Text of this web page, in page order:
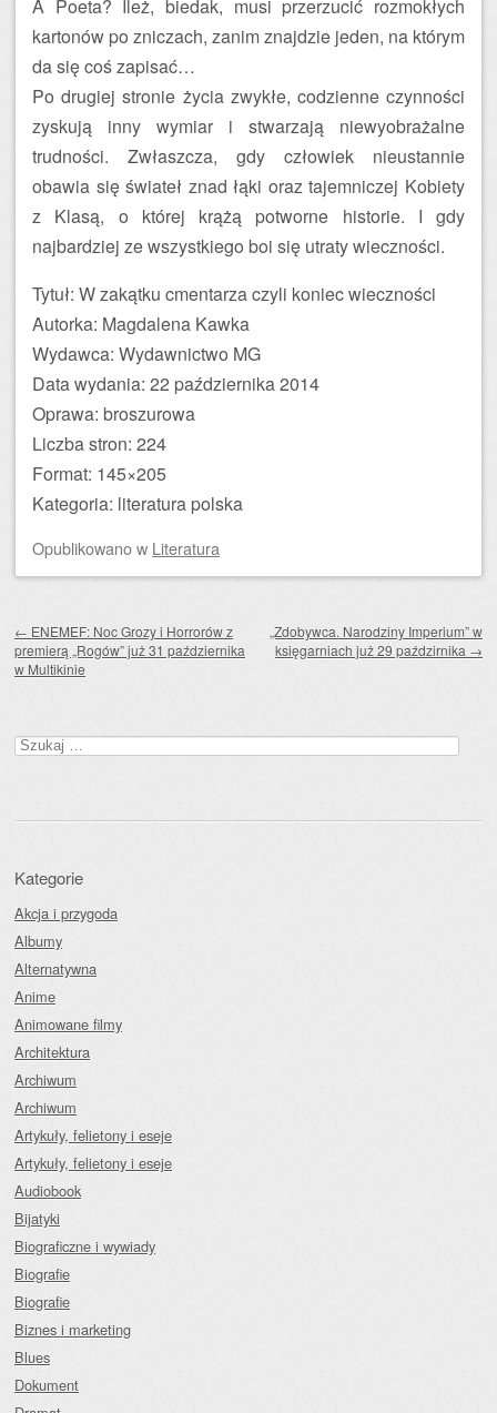
A Poeta? Ileż, biedak, musi przerzucić rozmokłych
kartonów po zniczach, zanim znajdzie jeden, na którym
da się coś zapisać…
Po drugiej stronie życia zwykłe, codzienne czynności
zyskują inny wymiar i stwarzają niewyobrażalne
trudności. Zwłaszcza, gdy człowiek nieustannie
obawia się świateł znad łąki oraz tajemniczej Kobiety
z Klasą, o której krążą potworne historie. I gdy
najbardziej ze wszystkiego boi się utraty wieczności.
Tytuł: W zakątku cmentarza czyli koniec wieczności
Autorka: Magdalena Kawka
Wydawca: Wydawnictwo MG
Data wydania: 22 października 2014
Oprawa: broszurowa
Liczba stron: 224
Format: 145×205
Kategoria: literatura polska
Opublikowanow Literatura
← ENEMEF: Noc Grozy i Horrorów z
premierą „Rogów” już 31 października
w Multikinie
„Zdobywca. Narodziny Imperium” w
księgarniach już 29 paździrnika →
Szukaj:
Kategorie
Akcja i przygoda
Albumy
Alternatywna
Anime
Animowane filmy
Architektura
Archiwum
Archiwum
Artykuły, felietony i eseje
Artykuły, felietony i eseje
Audiobook
Bijatyki
Biograficzne i wywiady
Biografie
Biografie
Biznes i marketing
Blues
Dokument